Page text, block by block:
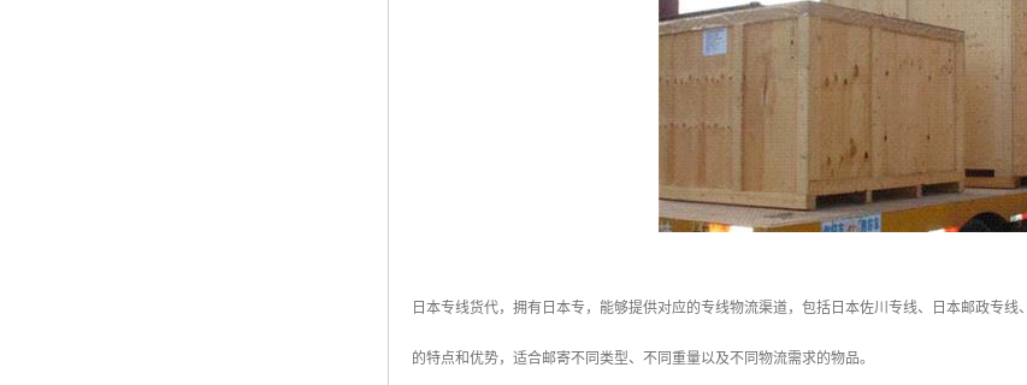
日本专线货代，拥有日本专，能够提供对应的专线物流渠道，包括日本佐川专线、日本邮政专
的特点和优势，适合邮寄不同类型、不同重量以及不同物流需求的物品。